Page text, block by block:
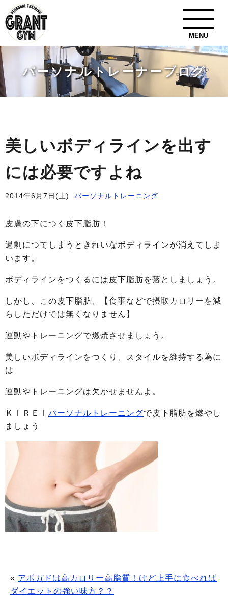
MENU
パーソナルトレーナーブログ
美しいボディラインを出す
には必要ですよね
2014年6月7日(土) パーソナルトレーニング
皮膚の下につく皮下脂肪！
過剰につてしまうときれいなボディラインが消えてしま
います。
ボディラインをつくるには皮下脂肪を落としましょう。
しかし、この皮下脂肪、【食事などで摂取カロリーを減
らしただけでは無くなりません】
運動やトレーニングで燃焼させましょう。
美しいボディラインをつくり、スタイルを維持する為に
は
運動やトレーニングは欠かせませんよ。
ＫＩＲＥＩ パーソナルトレーニングで皮下脂肪を燃やし
ましょう
« アボガドは高カロリー高脂質！けど上手に食べれば
ダイエットの強い味方？？